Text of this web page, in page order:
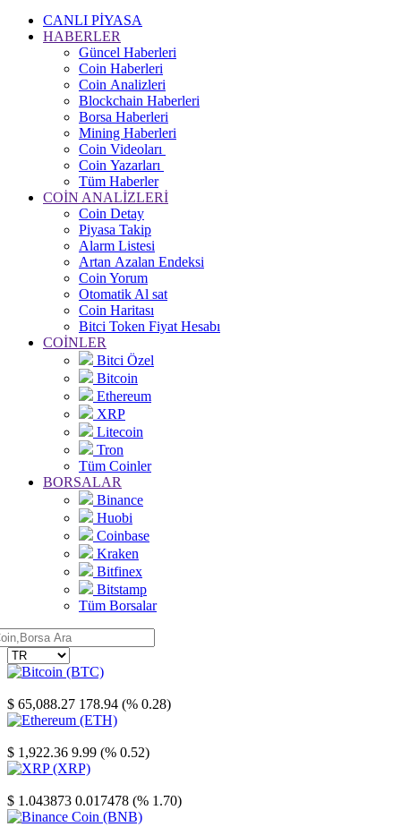
CANLI PİYASA
HABERLER
Güncel Haberleri
Coin Haberleri
Coin Analizleri
Blockchain Haberleri
Borsa Haberleri
Mining Haberleri
Coin Videoları
Coin Yazarları
Tüm Haberler
COİN ANALİZLERİ
Coin Detay
Piyasa Takip
Alarm Listesi
Artan Azalan Endeksi
Coin Yorum
Otomatik Al sat
Coin Haritası
Bitci Token Fiyat Hesabı
COİNLER
Bitci Özel
Bitcoin
Ethereum
XRP
Litecoin
Tron
Tüm Coinler
BORSALAR
Binance
Huobi
Coinbase
Kraken
Bitfinex
Bitstamp
Tüm Borsalar
$ 65,088.27 178.94 (% 0.28)
$ 1,922.36 9.99 (% 0.52)
$ 1.043873 0.017478 (% 1.70)